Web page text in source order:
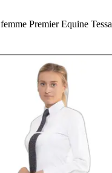
Premier Equine Tessa